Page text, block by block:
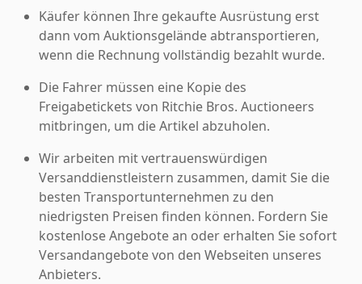
Käufer können Ihre gekaufte Ausrüstung erst
dann vom Auktionsgelände abtransportieren,
wenn die Rechnung vollständig bezahlt wurde.
Die Fahrer müssen eine Kopie des
Freigabetickets von Ritchie Bros. Auctioneers
mitbringen, um die Artikel abzuholen.
Wir arbeiten mit vertrauenswürdigen
Versanddienstleistern zusammen, damit Sie die
besten Transportunternehmen zu den
niedrigsten Preisen finden können. Fordern Sie
kostenlose Angebote an oder erhalten Sie sofort
Versandangebote von den Webseiten unseres
Anbieters.